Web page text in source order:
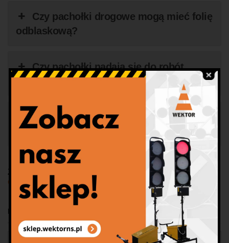
Czy pachołki drogowe mogą mieć folię
odblaskową?
Czy pachołki nadają się do robót
drogowych?
Czy można zamówić większą liczbę
pachołków?
Zobacz pachołki drogowe w innych rozmiarach:
cm
i75 cm
Produkty